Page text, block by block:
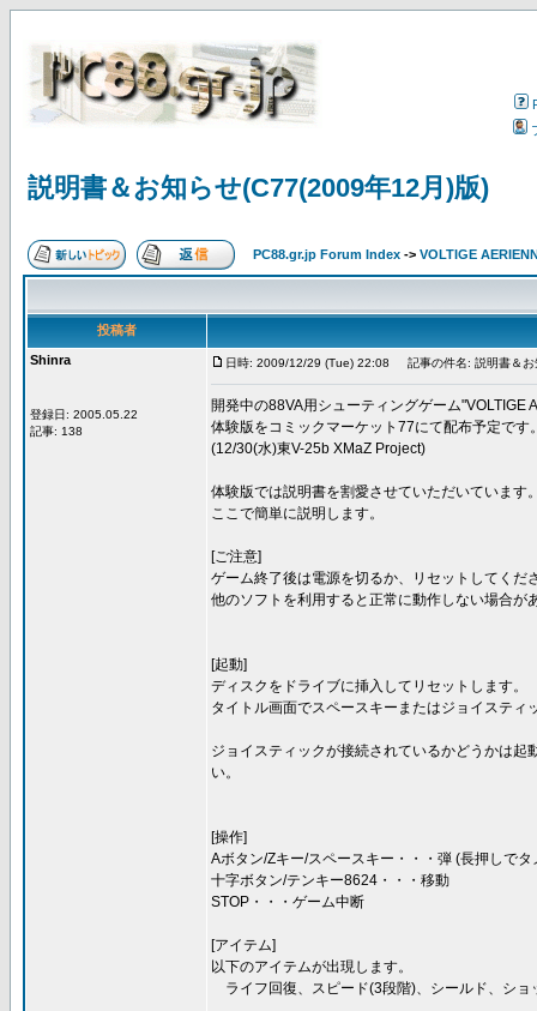
説明書＆お知らせ(C77(2009年12月)版)
PC88.gr.jp Forum Index -> VOLTIGE
投稿者
Shinra
登録日: 2005.05.22
記事: 138
日時: 2009/12/29 (Tue) 22:08 記事の件名: 説明書＆
開発中の88VA用シューティングゲーム"VOLTIGE
体験版をコミックマーケット77にて配布予定です
(12/30(水)東V-25b XMaZ Project)
体験版では説明書を割愛させていただいています
ここで簡単に説明します。
[ご注意]
ゲーム終了後は電源を切るか、リセットしてく
他のソフトを利用すると正常に動作しない場合が
[起動]
ディスクをドライブに挿入してリセットします。
タイトル画面でスペースキーまたはジョイスティ
ジョイスティックが接続されているかどうかは
い。
[操作]
Aボタン/Zキー/スペースキー・・・弾 (長押しでタ
十字ボタン/テンキー8624・・・移動
STOP・・・ゲーム中断
[アイテム]
以下のアイテムが出現します。
ライフ回復、スピード(3段階)、シールド、ショ